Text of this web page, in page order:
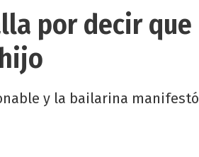
por decir que
y la bailarina manifestó